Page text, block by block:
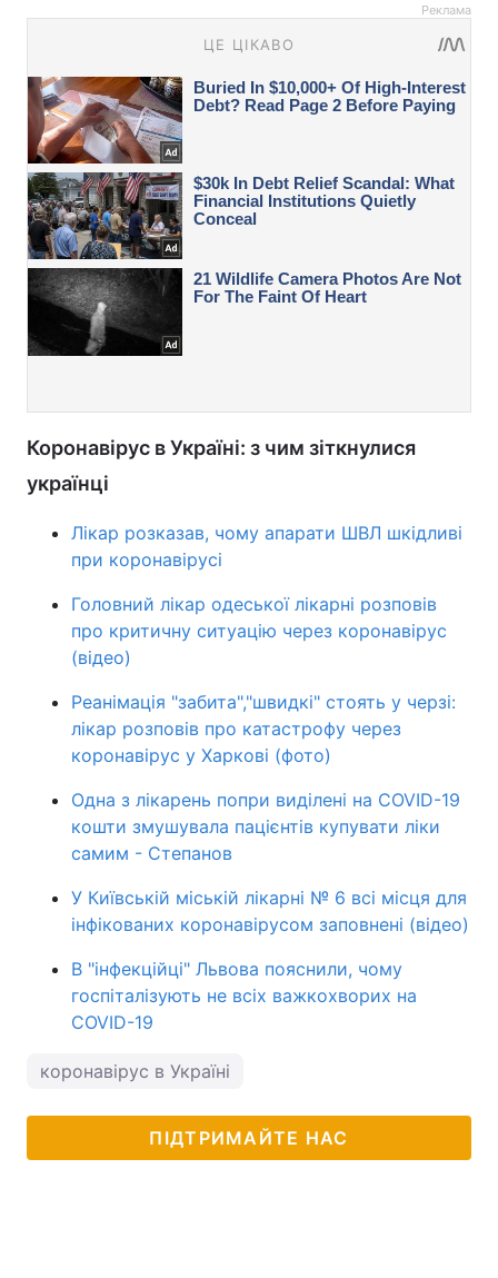
Реклама
Коронавірус в Україні: з чим зіткнулися
українці
Лікар розказав, чому апарати ШВЛ шкідливі
при коронавірусі
Головний лікар одеської лікарні розповів
про критичну ситуацію через коронавірус
(відео)
Реанімація "забита","швидкі" стоять у черзі:
лікар розповів про катастрофу через
коронавірус у Харкові (фото)
Одна з лікарень попри виділені на COVID-19
кошти змушувала пацієнтів купувати ліки
самим - Степанов
У Київській міській лікарні № 6 всі місця для
інфікованих коронавірусом заповнені (відео)
В "інфекційці" Львова пояснили, чому
госпіталізують не всіх важкохворих на
COVID-19
коронавірус в Україні
ПІДТРИМАЙТЕ НАС